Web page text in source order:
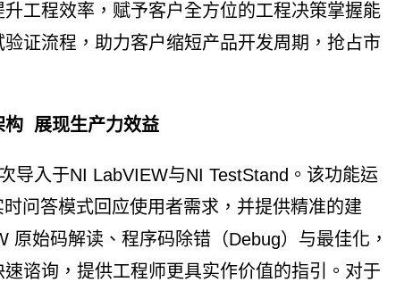
工程效率，赋予客户全方位的工程决策掌握能
证流程，助力客户缩短产品开发周期，抢占市
构 展现生产力效益
导入于NI LabVIEW与NI TestStand。该功能运
问答模式回应使用者需求，并提供精准的建
原始码解读、程序码除错（Debug）与最佳化，
谘询，提供工程师更具实作价值的指引。对于